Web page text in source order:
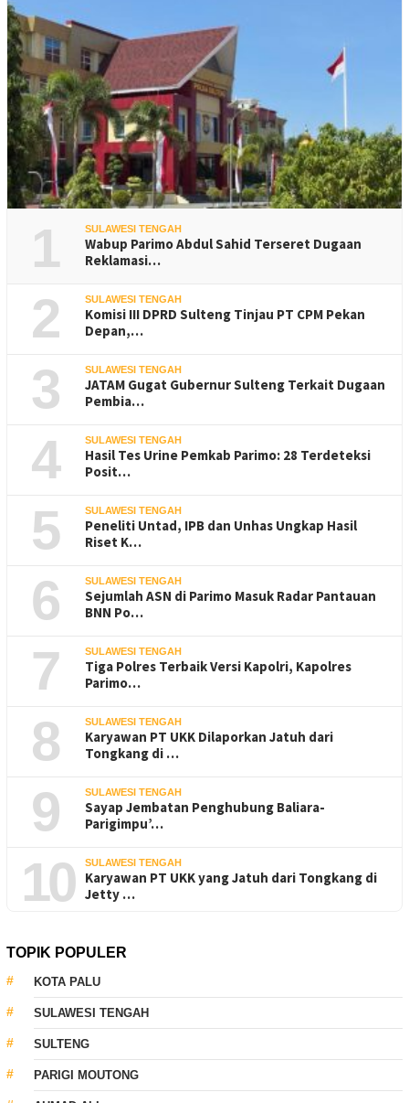
1 SULAWESI TENGAH
Wabup Parimo Abdul Sahid Terseret Dugaan
Reklamasi…
2 SULAWESI TENGAH
Komisi III DPRD Sulteng Tinjau PT CPM Pekan
Depan,…
3 SULAWESI TENGAH
JATAM Gugat Gubernur Sulteng Terkait Dugaan
Pembia…
4 SULAWESI TENGAH
Hasil Tes Urine Pemkab Parimo: 28 Terdeteksi
Posit…
5 SULAWESI TENGAH
Peneliti Untad, IPB dan Unhas Ungkap Hasil
Riset K…
6 SULAWESI TENGAH
Sejumlah ASN di Parimo Masuk Radar Pantauan
BNN Po…
7 SULAWESI TENGAH
Tiga Polres Terbaik Versi Kapolri, Kapolres
Parimo…
8 SULAWESI TENGAH
Karyawan PT UKK Dilaporkan Jatuh dari
Tongkang di …
9 SULAWESI TENGAH
Sayap Jembatan Penghubung Baliara-
Parigimpu’…
10 SULAWESI TENGAH
Karyawan PT UKK yang Jatuh dari Tongkang di
Jetty …
TOPIK POPULER
KOTA PALU
SULAWESI TENGAH
SULTENG
PARIGI MOUTONG